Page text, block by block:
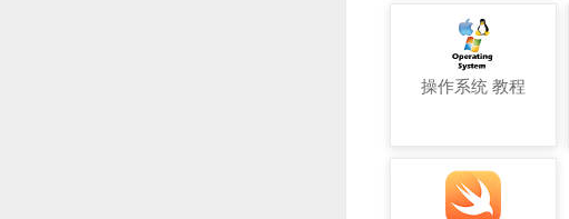
操作系统 教程